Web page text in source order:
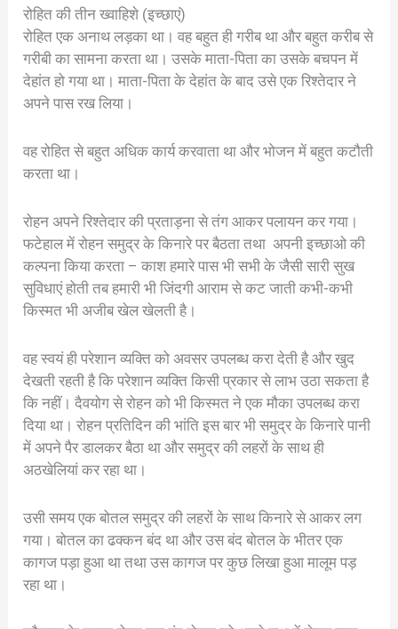
रोहित की तीन ख्वाहिशे (इच्छाएं)
रोहित एक अनाथ लड़का था। वह बहुत ही गरीब था और बहुत करीब से
गरीबी का सामना करता था। उसके माता-पिता का उसके बचपन में
देहांत हो गया था। माता-पिता के देहांत के बाद उसे एक रिश्तेदार ने
अपने पास रख लिया।
वह रोहित से बहुत अधिक कार्य करवाता था और भोजन में बहुत कटौती
करता था।
रोहन अपने रिश्तेदार की प्रताड़ना से तंग आकर पलायन कर गया।
फटेहाल में रोहन समुद्र के किनारे पर बैठता तथा अपनी इच्छाओ की
कल्पना किया करता – काश हमारे पास भी सभी के जैसी सारी सुख
सुविधाएं होती तब हमारी भी जिंदगी आराम से कट जाती कभी-कभी
किस्मत भी अजीब खेल खेलती है।
वह स्वयं ही परेशान व्यक्ति को अवसर उपलब्ध करा देती है और खुद
देखती रहती है कि परेशान व्यक्ति किसी प्रकार से लाभ उठा सकता है
कि नहीं। दैवयोग से रोहन को भी किस्मत ने एक मौका उपलब्ध करा
दिया था। रोहन प्रतिदिन की भांति इस बार भी समुद्र के किनारे पानी
में अपने पैर डालकर बैठा था और समुद्र की लहरों के साथ ही
अठखेलियां कर रहा था।
उसी समय एक बोतल समुद्र की लहरों के साथ किनारे से आकर लग
गया। बोतल का ढक्कन बंद था और उस बंद बोतल के भीतर एक
कागज पड़ा हुआ था तथा उस कागज पर कुछ लिखा हुआ मालूम पड़
रहा था।